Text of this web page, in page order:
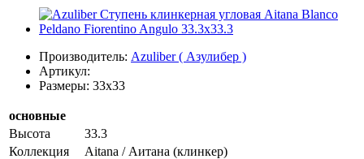
Производитель: Azuliber ( Азулибер )
Артикул:
Размеры: 33x33
основные
Высота
33.3
Коллекция
Aitana / Аитана (клинкер)